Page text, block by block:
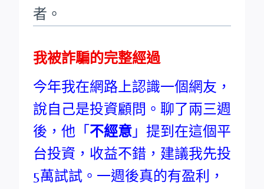
者。
我被詐騙的完整經過
今年我在網路上認識一個網友，
說自己是投資顧問。聊了兩三週
後，他「 不經意 」提到在這個平
台投資，收益不錯，建議我先投
5萬試試。一週後真的有盈利，